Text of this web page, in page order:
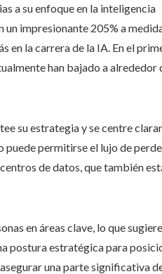
a su enfoque en la inteligencia
impresionante 205% a
en la carrera de la IA. En el
han bajado a alrededor
su estrategia y se centre
permitirse el lujo de
de datos, que también
en áreas clave, lo que
postura estratégica para
una parte significativa